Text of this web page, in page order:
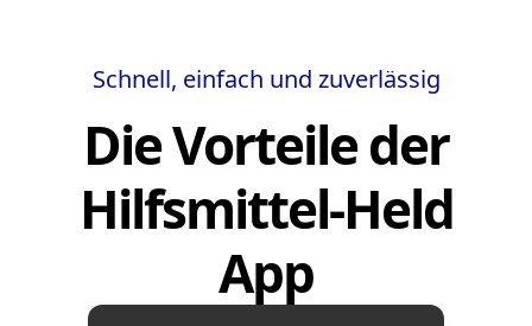
Schnell, einfach und zuverlässig
Die Vorteile der
Hilfsmittel-Held
App